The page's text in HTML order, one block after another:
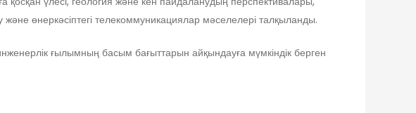
өнеркәсіптегі телекоммуникациялар мәселелері талқыланды.
ғылымның басым бағыттарын айқындауға мүмкіндік берген